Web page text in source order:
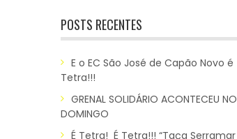
POSTS RECENTES
E o EC São José de Capão Novo é
Tetra!!!
GRENAL SOLIDÁRIO ACONTECEU NO
DOMINGO
É Tetra! É Tetra!!! “Taça Serramar